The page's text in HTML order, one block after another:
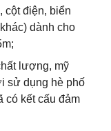
cột điện, biển
dành cho
lượng, mỹ
sử dụng hè phố
có kết cấu đảm